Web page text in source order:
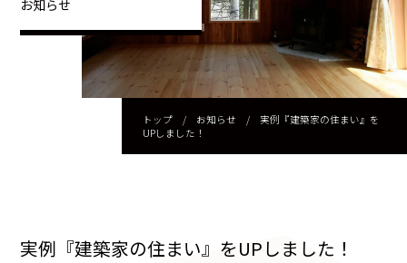
お知らせ
トップ/ お知らせ / 実例『建築家の住まい』を
UPしました！
実例『建築家の住まい』をUPしました！